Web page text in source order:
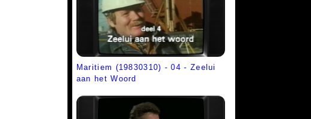
Maritiem (19830310) - 04 - Zeelui
aan het Woord